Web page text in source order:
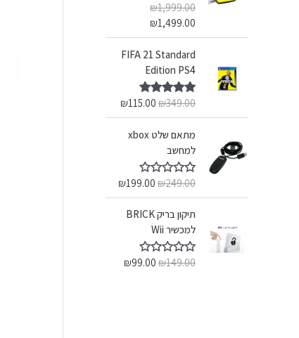
דורג5.00
מתוך 5
₪1,999.00
₪1,499.00
FIFA 21 Standard
Edition PS4
דורג5.00
₪349.00
₪115.00
מתאם שלט xbox
למחשב
ד
ג
0
מ
ת
ו
ך
₪249.00
₪199.00
תיקון בריק BRICK
למכשיר Wii
ד
₪149.00
₪99.00